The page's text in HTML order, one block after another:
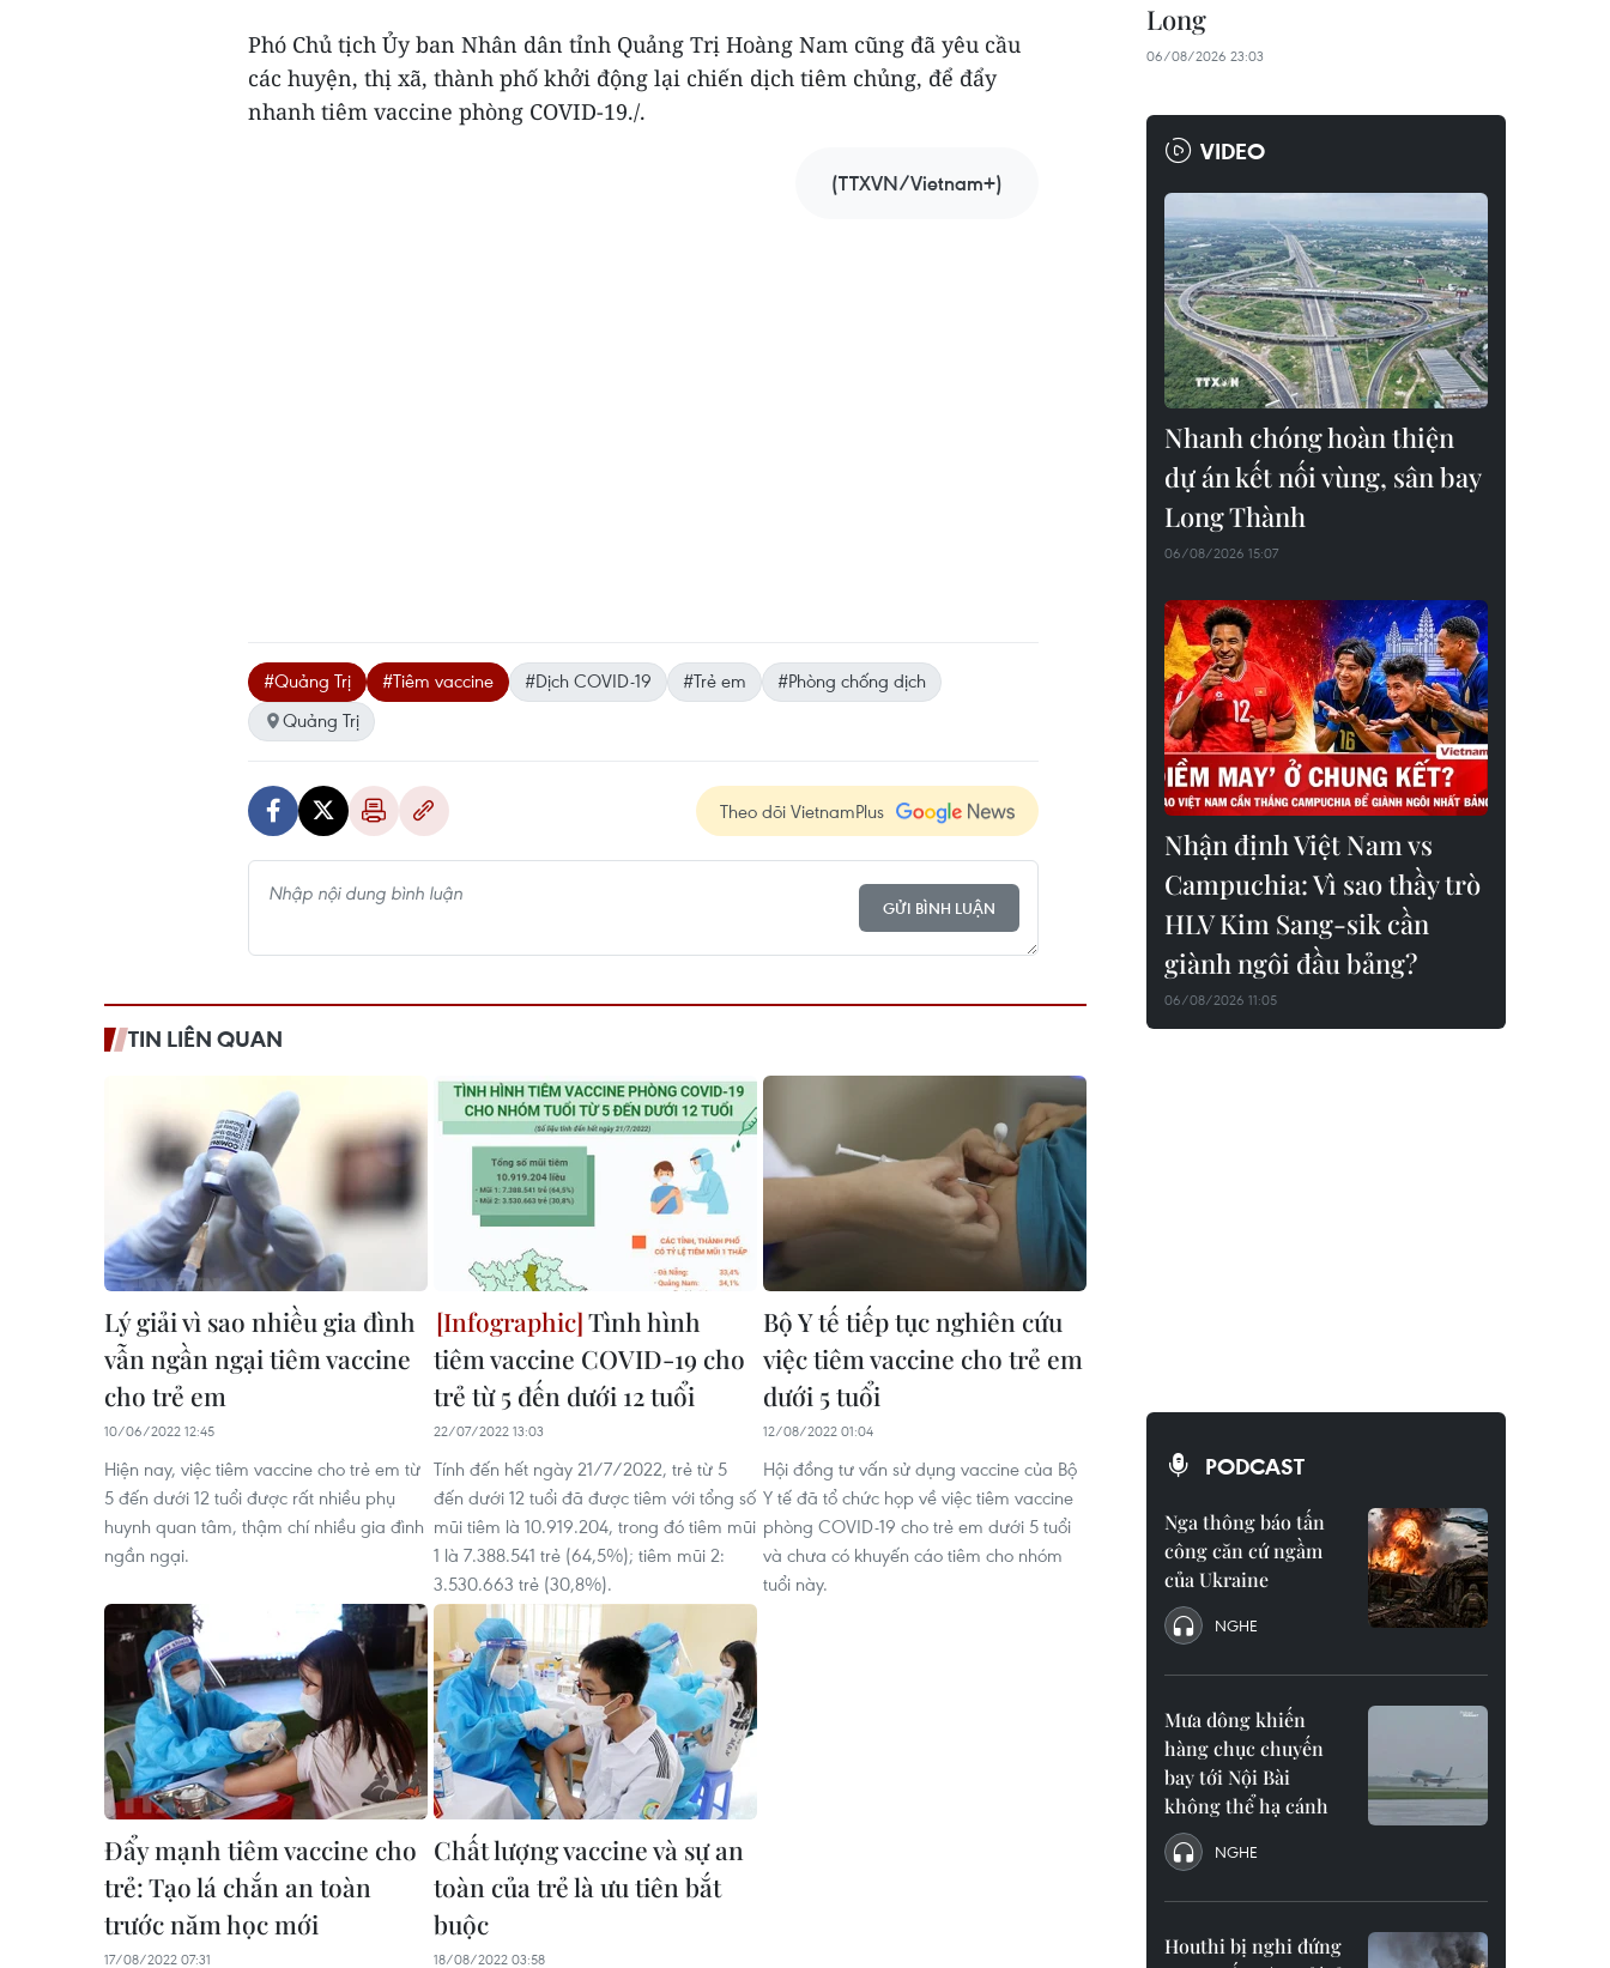
Phó Chủ tịch Ủy ban Nhân dân tỉnh Quảng Trị Hoàng Nam cũng đã yêu cầu
các huyện, thị xã, thành phố khởi động lại chiến dịch tiêm chủng, để đẩy
nhanh tiêm vaccine phòng COVID-19./.
(TTXVN/Vietnam+)
#Quảng Trị #Tiêm vaccine #Dịch COVID-19 #Trẻ em
#Phòng chống dịch
Quảng Trị
Theo dõi VietnamPlus
GỬI BÌNH LUẬN
TIN LIÊN QUAN
Lý giải vì sao nhiều gia đình
vẫn ngần ngại tiêm vaccine
cho trẻ em
10/06/2022 12:45
Hiện nay, việc tiêm vaccine cho trẻ em từ
5 đến dưới 12 tuổi được rất nhiều phụ
huynh quan tâm, thậm chí nhiều gia đình
ngần ngại.
Tình hình
tiêm vaccine COVID-19 cho
trẻ từ 5 đến dưới 12 tuổi
22/07/2022 13:03
Tính đến hết ngày 21/7/2022, trẻ từ 5
đến dưới 12 tuổi đã được tiêm với tổng số
mũi tiêm là 10.919.204, trong đó tiêm mũi
1 là 7.388.541 trẻ (64,5%); tiêm mũi 2:
3.530.663 trẻ (30,8%).
Bộ Y tế tiếp tục nghiên cứu
việc tiêm vaccine cho trẻ em
dưới 5 tuổi
12/08/2022 01:04
Hội đồng tư vấn sử dụng vaccine của Bộ
Y tế đã tổ chức họp về việc tiêm vaccine
phòng COVID-19 cho trẻ em dưới 5 tuổi
và chưa có khuyến cáo tiêm cho nhóm
tuổi này.
Đẩy mạnh tiêm vaccine cho
trẻ: Tạo lá chắn an toàn
trước năm học mới
17/08/2022 07:31
Chất lượng vaccine và sự an
toàn của trẻ là ưu tiên bắt
buộc
18/08/2022 03:58
Long
06/08/2026 23:03
VIDEO
Nhanh chóng hoàn thiện
dự án kết nối vùng, sân bay
Long Thành
06/08/2026 15:07
Nhận định Việt Nam vs
Campuchia: Vì sao thầy trò
HLV Kim Sang-sik cần
giành ngôi đầu bảng?
06/08/2026 11:05
PODCAST
Nga thông báo tấn
công căn cứ ngầm
của Ukraine
NGHE
Mưa dông khiến
hàng chục chuyến
bay tới Nội Bài
không thể hạ cánh
NGHE
Houthi bị nghi đứng